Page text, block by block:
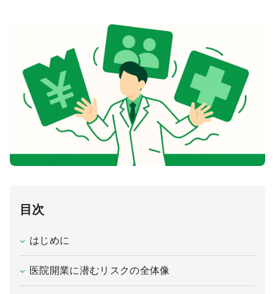
開業スタイル TOP
医療モール開業
継承開業（医院継承）
新規開業（戸建て・テナント）
コンサルタント
開業支援事例
開業支援事例
開業ノウハウ
個別相談会
目次
はじめに
医院開業に潜むリスクの全体像